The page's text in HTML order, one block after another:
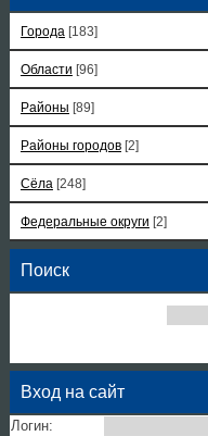
Города [183]
Области [96]
Районы [89]
Районы городов [2]
Сёла [248]
Федеральные округи [2]
Поиск
Вход на сайт
Логин: